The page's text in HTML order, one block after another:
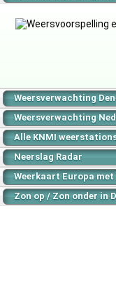
Weersverwachting
Weersverwachting
Alle KNMI
Neerslag Radar
Weerkaart Europa
Zon op / Zon onder in